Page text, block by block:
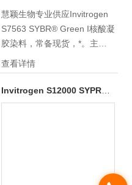
慧颖生物专业供应Invitrogen
S7563 SYBR® Green I核酸凝
胶染料，常备现货，*。主营
Life Invitrogen产品，囊括
TRlzol ®Reagent、TRIZOL
LS Reagent 、B-27添加剂、
凝胶填料、常规化学试剂、培
查看详情
Invitrogen S12000 SYPRO（R） RUBY PROTEIN GEL